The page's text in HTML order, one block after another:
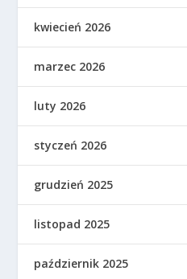
kwiecień 2026
marzec 2026
luty 2026
styczeń 2026
grudzień 2025
listopad 2025
październik 2025